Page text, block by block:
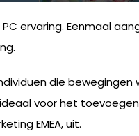
ervaring. Eenmaal
die bewegingen
voor het
EMEA, uit.